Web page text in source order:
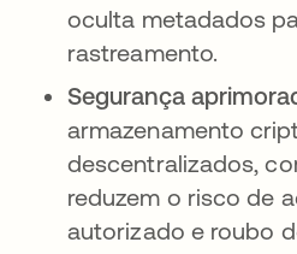
oculta metadados
rastreamento.
Segurança
armazenamento
descentralizados,
reduzem o risco de
autorizado e roubo